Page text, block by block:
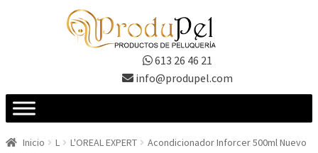
613 26 46 21
info@produpel.com
Inicio L L'OREAL EXPERT
Acondicionador Inforcer 500ml Nuevo